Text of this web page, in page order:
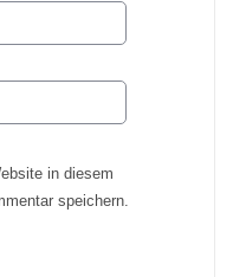
in diesem
speichern.